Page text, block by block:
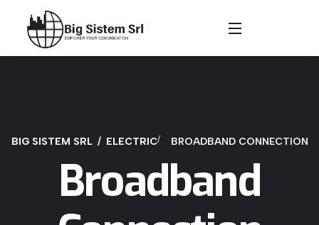
BIG SISTEM SRL ELECTRIC BROADBAND CONNECTION
Broadband